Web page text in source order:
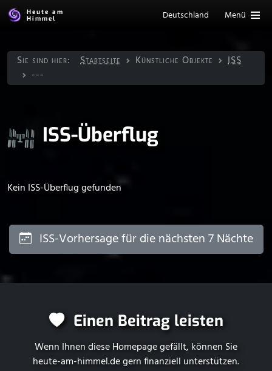
Heute am
Himmel
Deutschland Menü
Sie sind hier: Startseite Künstliche Objekte
ISS
---
ISS-Überflug
Kein ISS-Überflug gefunden
ISS-Vorhersage für die nächsten 7 Nächte
Einen Beitrag leisten
Wenn Ihnen diese Homepage gefällt, können Sie
heute-am-himmel.degern finanziell unterstützen.